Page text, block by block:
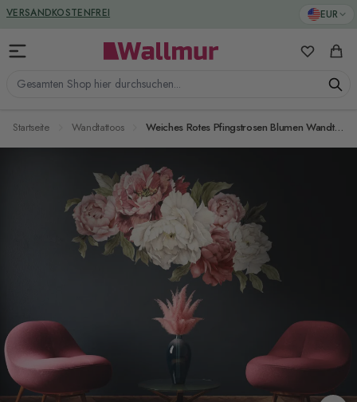
Zum Inhalt springen EUR
Gesamten Shop hier durchsuchen...
Meine
VERSANDKOSTENFREI
Startseite Wandtattoos Weiches Rotes Pfingstrosen Blumen Wandtattoo